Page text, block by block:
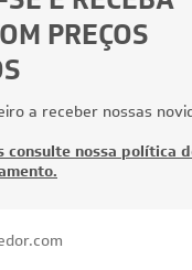
PREÇOS
a receber nossas
consulte nossa política